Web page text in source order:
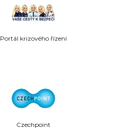
Portál krizového řízení
Czechpoint